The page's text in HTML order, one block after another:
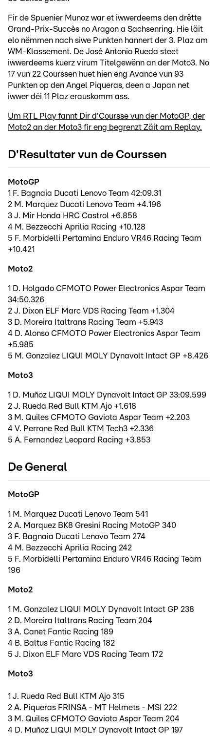
Fir de Spuenier Munoz war et iwwerdeems den drëtte
Grand-Prix-Succès no Aragon a Sachsenring. Hie läit
elo nëmmen nach siwe Punkten hannert der 3. Plaz am
WM-Klassement. De José Antonio Rueda steet
iwwerdeems kuerz virum Titelgewënn an der Moto3. No
17 vun 22 Courssen huet hien eng Avance vun 93
Punkten op den Angel Piqueras, deen a Japan net
iwwer déi 11 Plaz erauskomm ass.
Um RTL Play fannt Dir d'Coursse vun der MotoGP, der
Moto2 an der Moto3 fir eng begrenzt Zäit am Replay.
D'Resultater vun de Courssen
MotoGP
1 F. Bagnaia Ducati Lenovo Team 42:09.31
2 M. Marquez Ducati Lenovo Team +4.196
3 J. Mir Honda HRC Castrol +6.858
4 M. Bezzecchi Aprilia Racing +10.128
5 F. Morbidelli Pertamina Enduro VR46 Racing Team
+10.421
Moto2
1 D. Holgado CFMOTO Power Electronics Aspar Team
34:50.326
2 J. Dixon ELF Marc VDS Racing Team +1.304
3 D. Moreira Italtrans Racing Team +5.943
4 D. Alonso CFMOTO Power Electronics Aspar Team
+5.985
5 M. Gonzalez LIQUI MOLY Dynavolt Intact GP +8.426
Moto3
1 D. Muñoz LIQUI MOLY Dynavolt Intact GP 33:09.599
2 J. Rueda Red Bull KTM Ajo +1.618
3 M. Quiles CFMOTO Gaviota Aspar Team +2.203
4 V. Perrone Red Bull KTM Tech3 +2.336
5 A. Fernandez Leopard Racing +3.853
De General
MotoGP
1 M. Marquez Ducati Lenovo Team 541
2 A. Marquez BK8 Gresini Racing MotoGP 340
3 F. Bagnaia Ducati Lenovo Team 274
4 M. Bezzecchi Aprilia Racing 242
5 F. Morbidelli Pertamina Enduro VR46 Racing Team
196
Moto2
1 M. Gonzalez LIQUI MOLY Dynavolt Intact GP 238
2 D. Moreira Italtrans Racing Team 204
3 A. Canet Fantic Racing 189
4 B. Baltus Fantic Racing 182
5 J. Dixon ELF Marc VDS Racing Team 172
Moto3
1 J. Rueda Red Bull KTM Ajo 315
2 A. Piqueras FRINSA - MT Helmets - MSI 222
3 M. Quiles CFMOTO Gaviota Aspar Team 204
4 D. Muñoz LIQUI MOLY Dynavolt Intact GP 197